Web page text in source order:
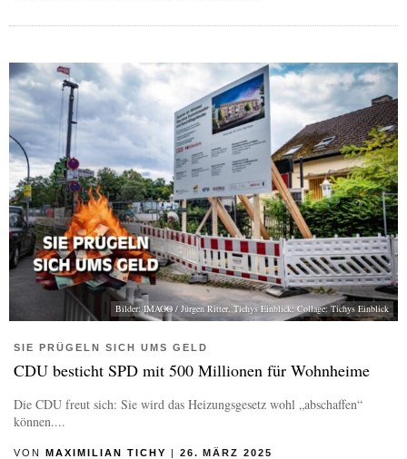
Bilder: IMAGO / Jürgen Ritter, Tichys Einblick; Collage: Tichys Einblick
SIE PRÜGELN SICH UMS GELD
CDU besticht SPD mit 500 Millionen für Wohnheime
Die CDU freut sich: Sie wird das Heizungsgesetz wohl „abschaffen“
können....
VON MAXIMILIAN TICHY 26. MÄRZ 2025